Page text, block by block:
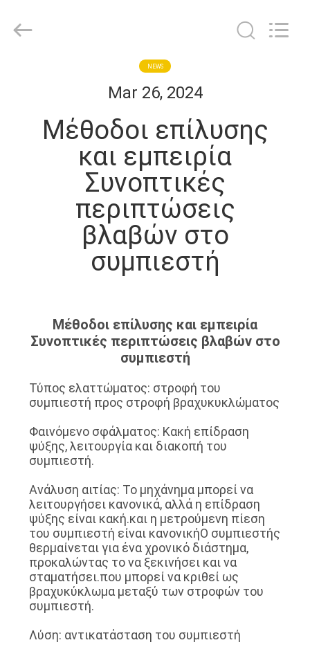
ΠΡΟΪΌΝΤΑ
ΕΜΦΆΝΙΣΗ
ΕΡΓΟΣΤΑΣΊΩΝ
ΈΛΕΓΧΟΣ
ΜΑΣ
ΕΛΆΤΕ
ΕΠΑΦΉ
ΕΙΔΉΣΕΙΣ
ΠΕΡΙΠΤΏΣΕΙΣ
NEWS
Mar 26, 2024
Μέθοδοι επίλυσης
και εμπειρία
Συνοπτικές
περιπτώσεις
βλαβών στο
συμπιεστή
Μέθοδοι επίλυσης και εμπειρία
Συνοπτικές περιπτώσεις βλαβών στο
συμπιεστή
Τύπος ελαττώματος: στροφή του
συμπιεστή προς στροφή βραχυκυκλώματος
Φαινόμενο σφάλματος: Κακή επίδραση
ψύξης, λειτουργία και διακοπή του
συμπιεστή.
Ανάλυση αιτίας: Το μηχάνημα μπορεί να
λειτουργήσει κανονικά, αλλά η επίδραση
ψύξης είναι κακή.και η μετρούμενη πίεση
του συμπιεστή είναι κανονικήΟ συμπιεστής
θερμαίνεται για ένα χρονικό διάστημα,
προκαλώντας το να ξεκινήσει και να
σταματήσει.που μπορεί να κριθεί ως
βραχυκύκλωμα μεταξύ των στροφών του
συμπιεστή.
Λύση: αντικατάσταση του συμπιεστή